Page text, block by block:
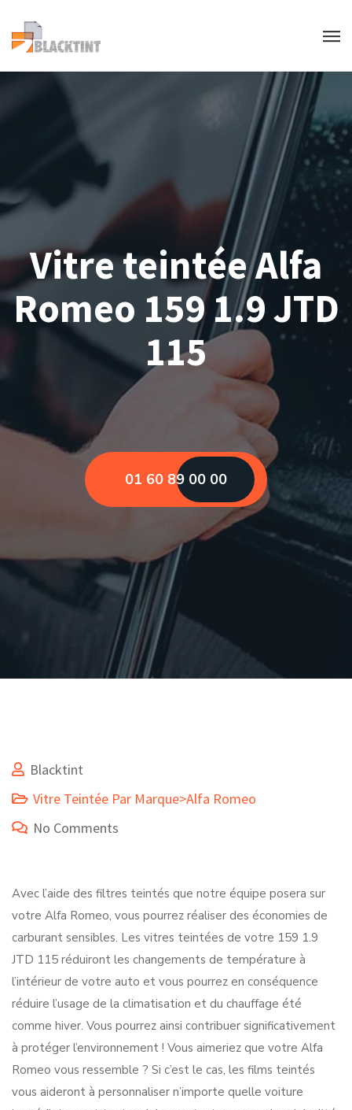
Vitre teintée Alfa
Romeo 159 1.9 JTD
115
01 60 89 00 00
Blacktint
Vitre Teintée Par Marque>Alfa Romeo
No Comments
Avec l’aide des filtres teintés que notre équipe posera sur
votre Alfa Romeo, vous pourrez réaliser des économies de
carburant sensibles. Les vitres teintées de votre 159 1.9
JTD 115 réduiront les changements de température à
l’intérieur de votre auto et vous pourrez en conséquence
réduire l’usage de la climatisation et du chauffage été
comme hiver. Vous pourrez ainsi contribuer significativement
à protéger l’environnement ! Vous aimeriez que votre Alfa
Romeo vous ressemble ? Si c’est le cas, les films teintés
vous aideront à personnaliser n’importe quelle voiture